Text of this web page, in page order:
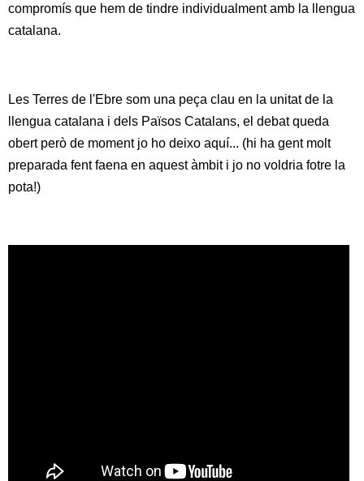
compromís que hem de tindre individualment amb la llengua
catalana.
Les Terres de l'Ebre som una peça clau en la unitat de la
llengua catalana i dels Països Catalans, el debat queda
obert però de moment jo ho deixo aquí... (hi ha gent molt
preparada fent faena en aquest àmbit i jo no voldria fotre la
pota!)